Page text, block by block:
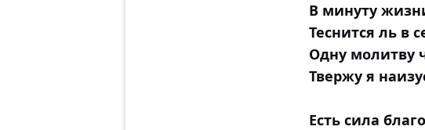
В минуту
Теснится ль в
Одну молитву
Твержу я
Есть сила